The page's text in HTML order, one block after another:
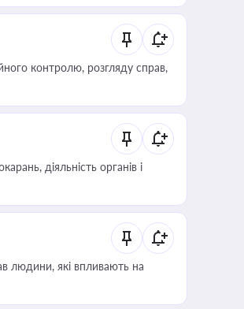
контролю, розгляду справ,
діяльність органів і
людини, які впливають на